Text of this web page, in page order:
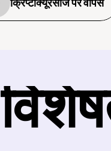
क्रिप्टोक्यूरेंसीज पर वापस